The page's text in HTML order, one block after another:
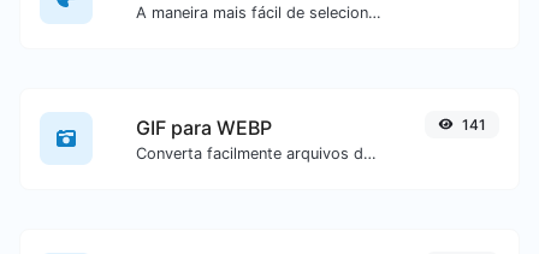
A maneira mais fácil de selecionar uma cor a partir de uma roda de cores e obter resultados em qualquer formato.
GIF para WEBP
Converta facilmente arquivos de imagem GIF para WEBP.
141